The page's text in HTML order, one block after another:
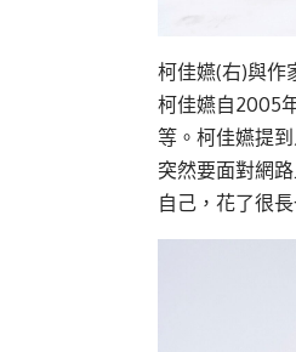
柯佳嬿(右)與作
柯佳嬿自2005
等。柯佳嬿提
突然要面對網
自己，花了很